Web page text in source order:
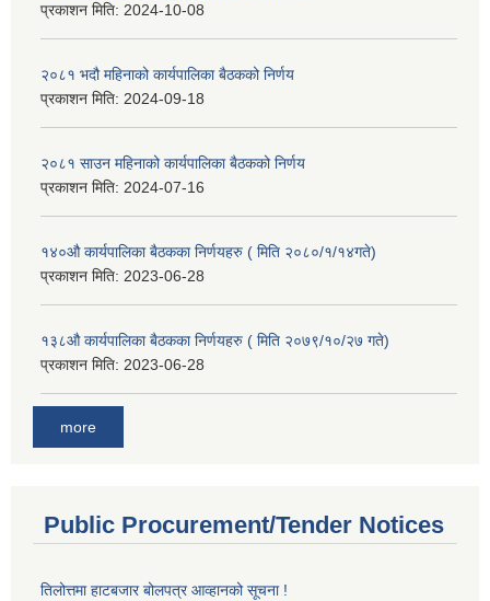
प्रकाशन मिति: 2024-10-08
२०८१ भदौ महिनाको कार्यपालिका बैठकको निर्णय
प्रकाशन मिति: 2024-09-18
२०८१ साउन महिनाको कार्यपालिका बैठकको निर्णय
प्रकाशन मिति: 2024-07-16
१४०औ कार्यपालिका बैठकका निर्णयहरु ( मिति २०८०/१/१४गते)
प्रकाशन मिति: 2023-06-28
१३८औ कार्यपालिका बैठकका निर्णयहरु ( मिति २०७९/१०/२७ गते)
प्रकाशन मिति: 2023-06-28
more
Public Procurement/Tender Notices
तिलोत्तमा हाटबजार बोलपत्र आव्हानको सूचना !